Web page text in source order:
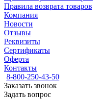
Правила возврата товаров
Компания
Новости
Отзывы
Реквизиты
Сертификаты
Оферта
Контакты
8-800-250-43-50
Заказать звонок
Задать вопрос